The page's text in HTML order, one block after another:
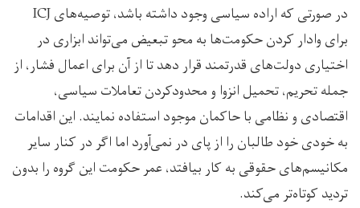
در صورتی که اراده سیاسی وجود داشته باشد، توصیه‌های ICJ
برای وادار کردن حکومت‌ها به محو تبعیض می‌تواند ابزاری در
اختیاری دولت‌های قدرتمند قرار دهد تا از آن برای اعمال فشار، از
جمله تحریم، تحمیل انزوا و محدودکردن تعاملات سیاسی،
اقتصادی و نظامی با حاکمان موجود استفاده نمایند. این اقدامات
به خودی خود طالبان را از پای در نمی‌آورد اما اگر در کنار سایر
مکانیسم‌های حقوقی به کار بیافتد، عمر حکومت این گروه را بدون
تردید کوتاه‌تر می‌کند.